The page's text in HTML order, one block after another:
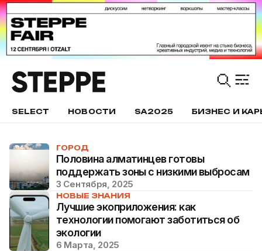
SELECT НОВОСТИ SA2025 БИЗНЕС И
ГОРОД
Половина алматинцев готовы
поддержать зоны с низкими выбросам
3 Сентября, 2025
НОВЫЕ ЗНАНИЯ
Лучшие экоприложения: как
технологии помогают заботиться об
экологии
6 Марта, 2025